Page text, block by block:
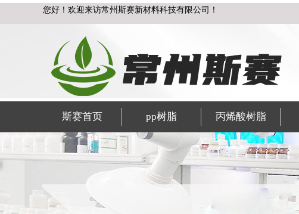
您好！欢迎来访常州斯赛新材料科技有限公司！
斯赛首页 pp树脂 丙烯酸树脂